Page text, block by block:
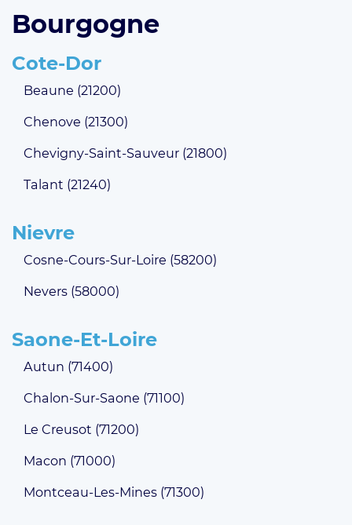
Bourgogne
Cote-Dor
Beaune (21200)
Chenove (21300)
Chevigny-Saint-Sauveur (21800)
Talant (21240)
Nievre
Cosne-Cours-Sur-Loire (58200)
Nevers (58000)
Saone-Et-Loire
Autun (71400)
Chalon-Sur-Saone (71100)
Le Creusot (71200)
Macon (71000)
Montceau-Les-Mines (71300)